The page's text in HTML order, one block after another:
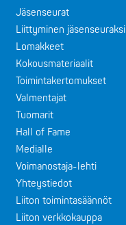
Jäsenseurat
Liittyminen jäsenseuraksi
Lomakkeet
Kokousmateriaalit
Toimintakertomukset
Valmentajat
Tuomarit
Hall of Fame
Medialle
Voimanostaja-lehti
Yhteystiedot
Liiton toimintasäännöt
Liiton verkkokauppa